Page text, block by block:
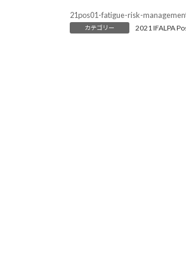
21pos01-fatigue-risk-
カテゴリー 2021 IFALPA